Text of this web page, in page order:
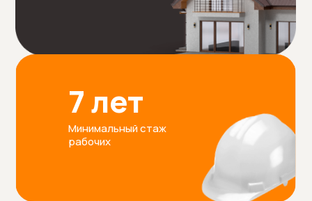
7 лет
Минимальный стаж
рабочих